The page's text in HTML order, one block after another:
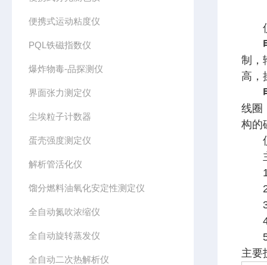
便携式运动粘度仪
PQL铁磁指数仪
爆炸物毒-品探测仪
界面张力测定仪
尘埃粒子计数器
蛋壳强度测定仪
解析管活化仪
馏分燃料油氧化安定性测定仪
全自动氮吹浓缩仪
全自动旋转蒸发仪
全自动二次热解析仪
仪
制，
高，
线圈
构的
仪
主
1
2
3
4
5、
主要